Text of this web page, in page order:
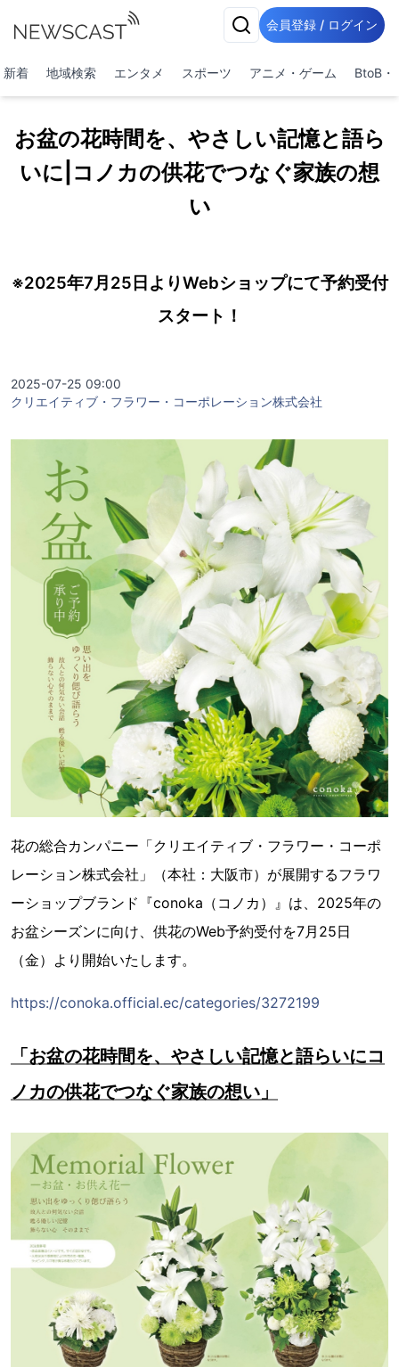
会員登録 / ログイン
新着 地域検索 エンタメ スポーツ アニメ・ゲーム BtoB・
お盆の花時間を、やさしい記憶と語ら
いに|コノカの供花でつなぐ家族の想
い
※2025年7月25日よりWebショップにて予約受付
スタート！
2025-07-25 09:00
クリエイティブ・フラワー・コーポレーション株式会社
花の総合カンパニー「クリエイティブ・フラワー・コーポ
レーション株式会社」（本社：大阪市）が展開するフラワ
ーショップブランド『conoka（コノカ）』は、2025年の
お盆シーズンに向け、供花のWeb予約受付を7月25日
（金）より開始いたします。
https://conoka.official.ec/categories/3272199
「お盆の花時間を、やさしい記憶と語らいにコ
ノカの供花でつなぐ家族の想い」